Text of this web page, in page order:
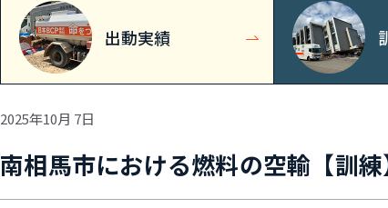
出動実績
2025年10月 7日
南相馬市における燃料の空輸【訓練